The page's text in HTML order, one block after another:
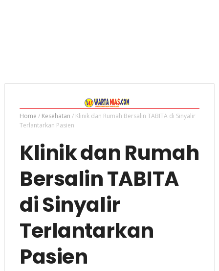
Home / Kesehatan / Klinik dan Rumah Bersalin TABITA di Sinyalir
Terlantarkan Pasien
Klinik dan Rumah
Bersalin TABITA
di Sinyalir
Terlantarkan
Pasien